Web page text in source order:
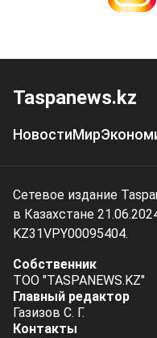
Taspanews.kz
НовостиМир
Сетевое издание
в Казахстане
KZ31VPY00095404.
Собственник
ТОО "TASPANEWS.KZ"
Главный редактор
Газизов С. Г.
Контакты